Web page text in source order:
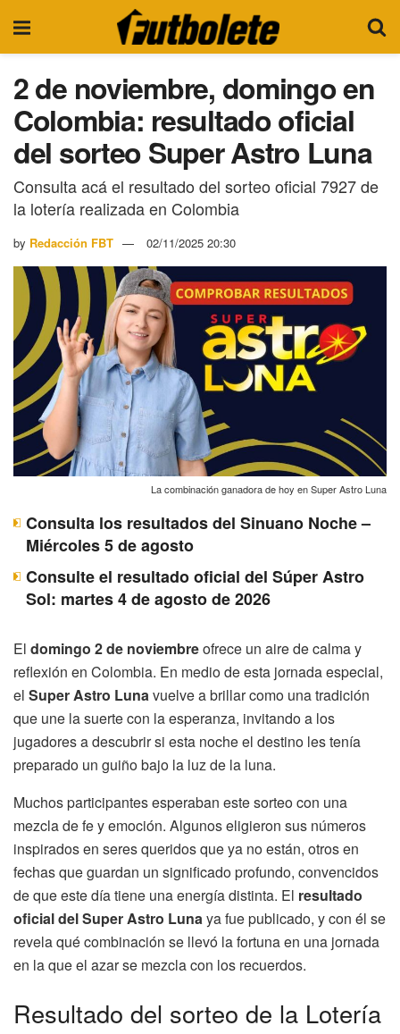
2 de noviembre, domingo en
Colombia: resultado oficial
del sorteo Super Astro Luna
Consulta acá el resultado del sorteo oficial 7927 de
la lotería realizada en Colombia
by Redacción FBT 02/11/2025 20:30
La combinación ganadora de hoy en Super Astro Luna
Consulta los resultados del Sinuano Noche –
Miércoles 5 de agosto
Consulte el resultado oficial del Súper Astro
Sol: martes 4 de agosto de 2026
El domingo 2 de noviembreofrece un aire de calma y
reflexión en Colombia. En medio de esta jornada especial,
el Super Astro Lunavuelve a brillar como una tradición
que une la suerte con la esperanza, invitando a los
jugadores a descubrir si esta noche el destino les tenía
preparado un guiño bajo la luz de la luna.
Muchos participantes esperaban este sorteo con una
mezcla de fe y emoción. Algunos eligieron sus números
inspirados en seres queridos que ya no están, otros en
fechas que guardan un significado profundo, convencidos
de que este día tiene una energía distinta. El resultado
oficial del Super Astro Lunaya fue publicado, y con él se
revela qué combinación se llevó la fortuna en una jornada
en la que el azar se mezcla con los recuerdos.
Resultado del sorteo de la Lotería